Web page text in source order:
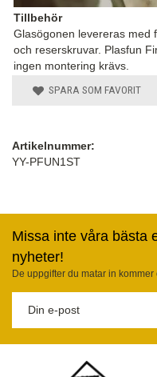
Tillbehör
Glasögonen levereras med
och reserskruvar. Plasfun
ingen montering krävs.
SPARA SOM FAVORIT
Artikelnummer:
YY-PFUN1ST
Missa inte våra bästa
nyheter!
De uppgifter du matar in